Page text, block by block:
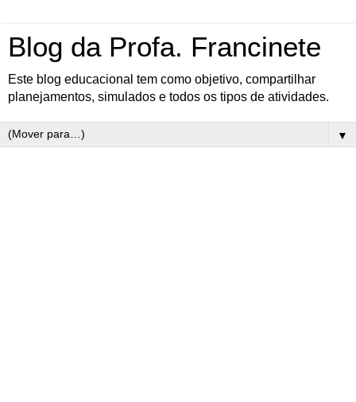
Blog da Profa. Francinete
Este blog educacional tem como objetivo, compartilhar
planejamentos, simulados e todos os tipos de atividades.
▼